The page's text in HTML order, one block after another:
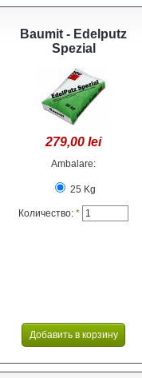
Baumit - Edelputz
Spezial
279,00 lei
Ambalare:
25 Kg
Количество: *